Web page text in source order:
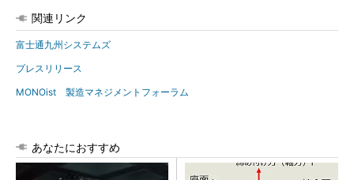
関連リンク
富士通九州システムズ
プレスリリース
MONOist 製造マネジメントフォーラム
あなたにおすすめ